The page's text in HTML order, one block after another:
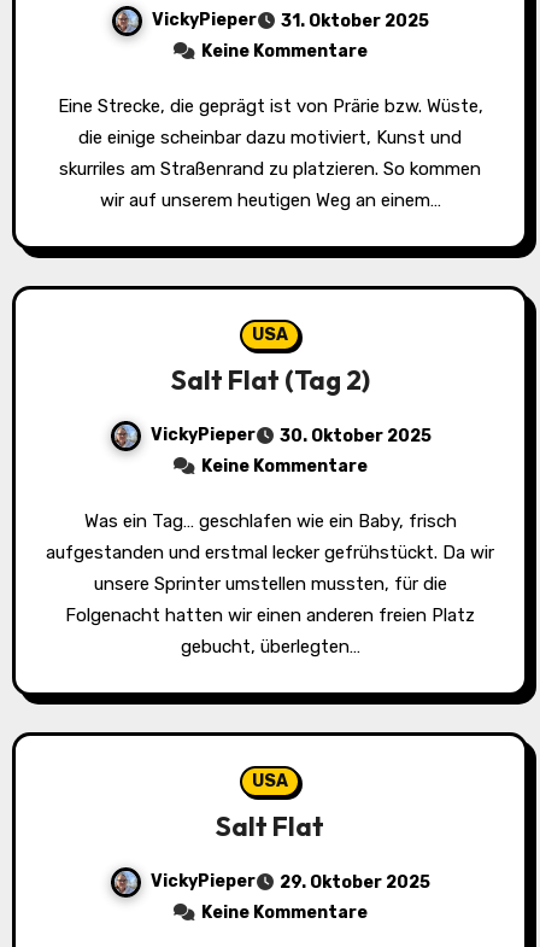
VickyPieper
31. Oktober 2025
Keine Kommentare
Eine Strecke, die geprägt ist von Prärie bzw. Wüste,
die einige scheinbar dazu motiviert, Kunst und
skurriles am Straßenrand zu platzieren. So kommen
wir auf unserem heutigen Weg an einem…
USA
Salt Flat (Tag 2)
VickyPieper
30. Oktober 2025
Keine Kommentare
Was ein Tag… geschlafen wie ein Baby, frisch
aufgestanden und erstmal lecker gefrühstückt. Da wir
unsere Sprinter umstellen mussten, für die
Folgenacht hatten wir einen anderen freien Platz
gebucht, überlegten…
USA
Salt Flat
VickyPieper
29. Oktober 2025
Keine Kommentare